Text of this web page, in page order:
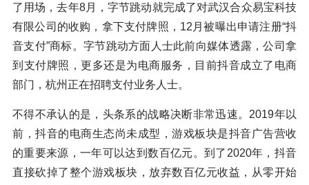
了用场，去年8月，字节跳动就完成了对武汉合众易宝科技
有限公司的收购，拿下支付牌照，12月被曝出申请注册“抖
音支付”商标。字节跳动方面人士此前向媒体透露，公司拿
到支付牌照，更多还是为电商服务，目前抖音成立了电商
部门，杭州正在招聘支付业务人士。
不得不承认的是，头条系的战略决断非常迅速。2019年以
前，抖音的电商生态尚未成型，游戏板块是抖音广告营收
的重要来源，一年可以达到数百亿元。到了2020年，抖音
直接砍掉了整个游戏板块，放弃数百亿元收益，从零开始